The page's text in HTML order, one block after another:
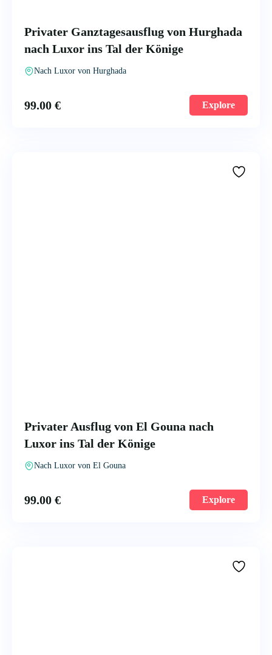
Privater Ganztagesausflug von Hurghada
nach Luxor ins Tal der Könige
Nach Luxor von Hurghada
99.00 € Explore
Privater Ausflug von El Gouna nach
Luxor ins Tal der Könige
Nach Luxor von El Gouna
99.00 € Explore